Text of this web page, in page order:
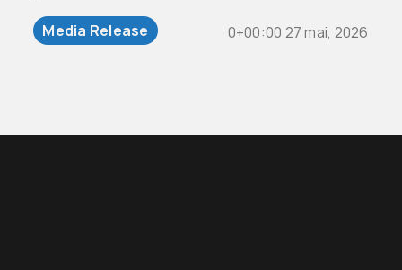
Media Release 0+00:00 27 mai, 2026